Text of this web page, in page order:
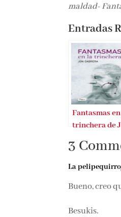
maldad-
Entradas
Fantasmas
trinchera de
3
La
Bueno, creo
Besukis.